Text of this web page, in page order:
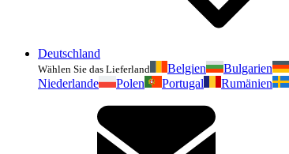
Deutschland
Wählen Sie das Lieferland Belgien Bulgarien
Niederlande
Polen Portugal Rumänien